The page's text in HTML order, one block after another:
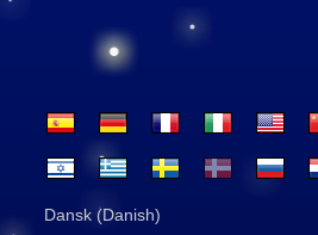
Dansk (Danish)